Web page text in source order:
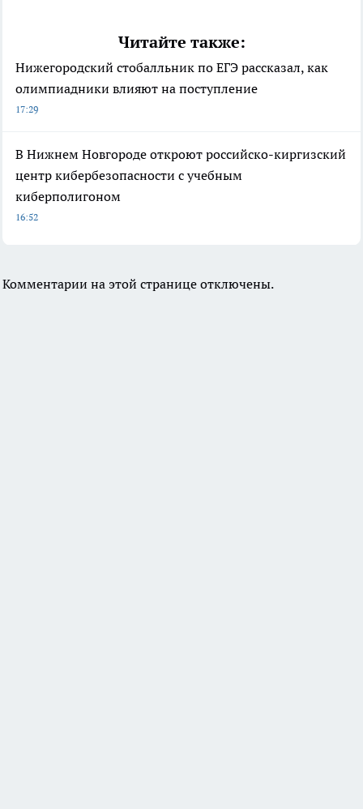
Читайте также:
Нижегородский стобалльник по ЕГЭ рассказал, как
олимпиадники влияют на поступление
17:29
В Нижнем Новгороде откроют российско-киргизский
центр кибербезопасности с учебным
киберполигоном
16:52
Комментарии на этой странице отключены.